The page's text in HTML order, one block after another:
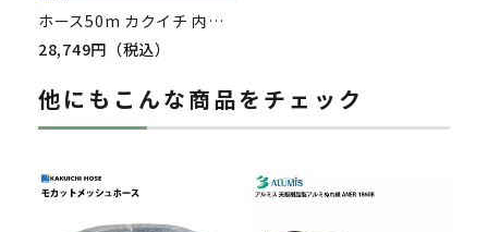
ホース50m カクイチ 内径19mm インダスCL サクションホース 保形性 土木 柔軟性 水 泥水 砂 農業 透明性
28,749円（税込）
他にもこんな商品をチェック